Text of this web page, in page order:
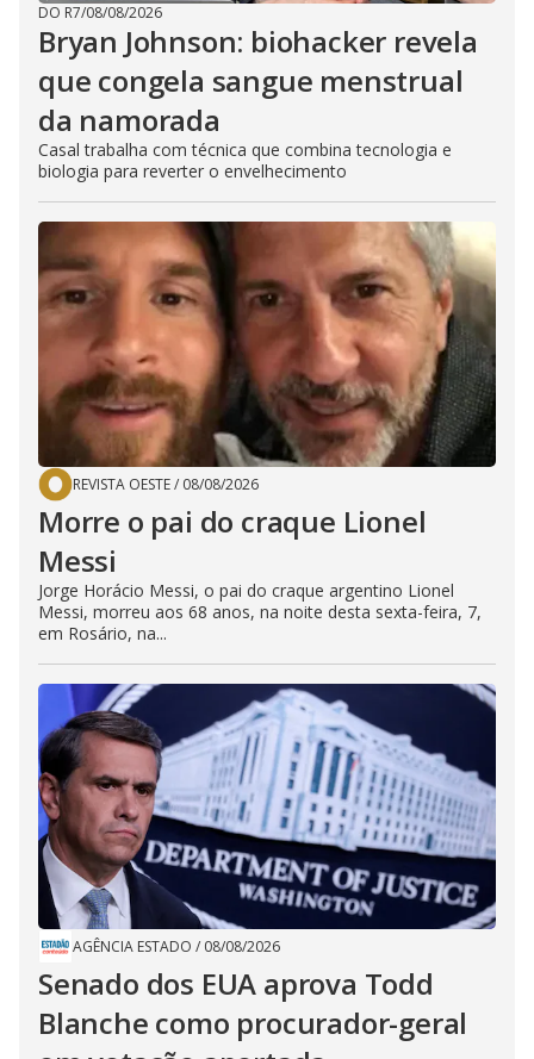
DO R7/08/08/2026
Bryan Johnson: biohacker revela
que congela sangue menstrual
da namorada
Casal trabalha com técnica que combina tecnologia e
biologia para reverter o envelhecimento
REVISTA OESTE/ 08/08/2026
Morre o pai do craque Lionel
Messi
Jorge Horácio Messi, o pai do craque argentino Lionel
Messi, morreu aos 68 anos, na noite desta sexta-feira, 7,
em Rosário, na...
AGÊNCIA ESTADO / 08/08/2026
Senado dos EUA aprova Todd
Blanche como procurador-geral